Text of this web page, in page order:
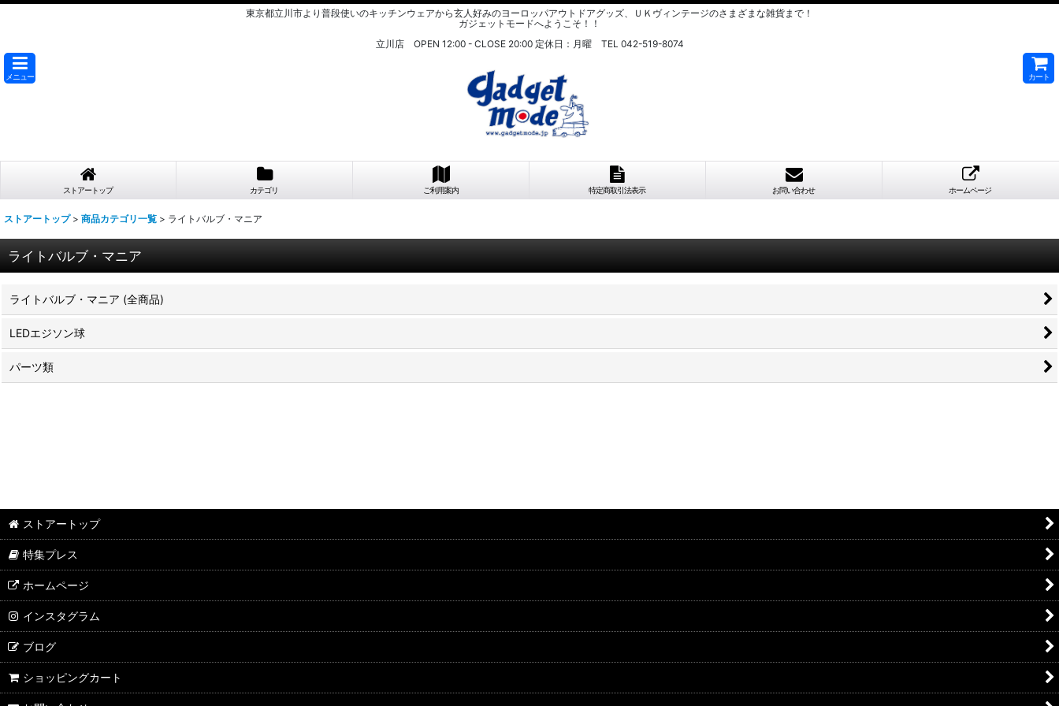
東京都立川市より普段使いのキッチンウェアから玄人好みのヨーロッパアウトドアグッズ、ＵＫヴィンテージのさまざまな雑貨まで！
ガジェットモードへようこそ！！
立川店 OPEN 12:00 - CLOSE 20:00 定休日：月曜 TEL 042-519-8074
メニュー カート
ストアートップ カテゴリ ご利用案内 特定商取引法表示 お問い合わせ ホームページ
ストアートップ > 商品カテゴリ一覧 > ライトバルブ・マニア
ライトバルブ・マニア
ライトバルブ・マニア (全商品)
LEDエジソン球
パーツ類
ストアートップ
特集プレス
ホームページ
インスタグラム
ブログ
ショッピングカート